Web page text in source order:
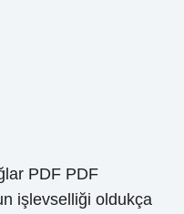
PDF PDF
işlevselliği oldukça